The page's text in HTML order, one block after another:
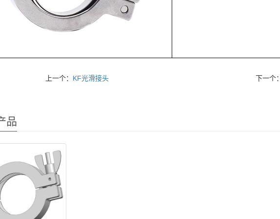
上一个： KF光滑接头 下一个：
品